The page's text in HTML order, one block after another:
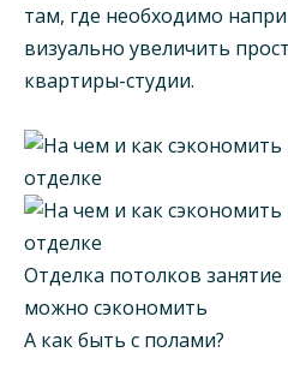
там, где необходимо
визуально увеличить
квартиры-студии.
Отделка потолков
можно сэкономить
А как быть с полами?